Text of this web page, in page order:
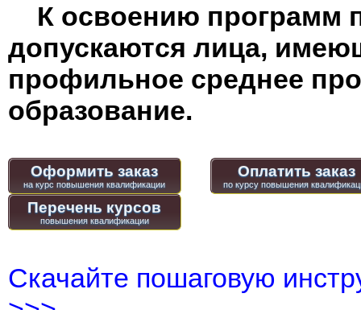
К освоению программ
допускаются лица,
профильное среднее
образование.
Оформить заказ Оплатить заказ
Перечень курсов
повышения квалификации
Скачайте пошаговую